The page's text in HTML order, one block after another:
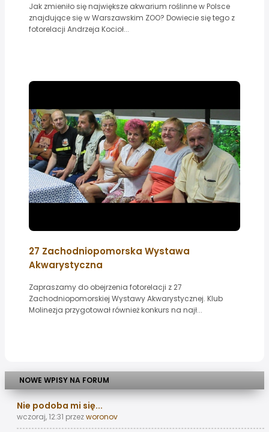
Jak zmieniło się największe akwarium roślinne w Polsce
znajdujące się w Warszawskim ZOO? Dowiecie się tego z
fotorelacji Andrzeja Kocioł...
27 Zachodniopomorska Wystawa
Akwarystyczna
Zapraszamy do obejrzenia fotorelacji z 27
Zachodniopomorskiej Wystawy Akwarystycznej. Klub
Molinezja przygotował również konkurs na najł...
NOWE WPISY NA FORUM
Nie podoba mi się...
wczoraj, 12:31 przezworonov